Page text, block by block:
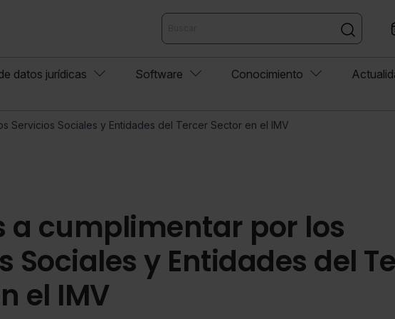
datos jurídicas Software Conocimiento
Servicios Sociales y Entidades del Tercer Sector en el IMV
a cumplimentar por los
Sociales y Entidades del
el IMV